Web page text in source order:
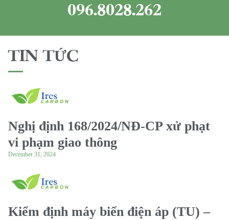
096.8028.262
TIN TỨC
Nghị định 168/2024/NĐ-CP xử phạt
vi phạm giao thông
December 31, 2024
Kiểm định máy biến điện áp (TU) –